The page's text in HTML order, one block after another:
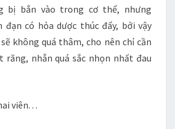
bị bắn vào trong cơ thể, nhưng
đạn có hỏa dược thúc đẩy, bởi vậy
không quá thâm, cho nên chỉ cần
răng, nhẫn quá sắc nhọn nhất đau
viên. . .